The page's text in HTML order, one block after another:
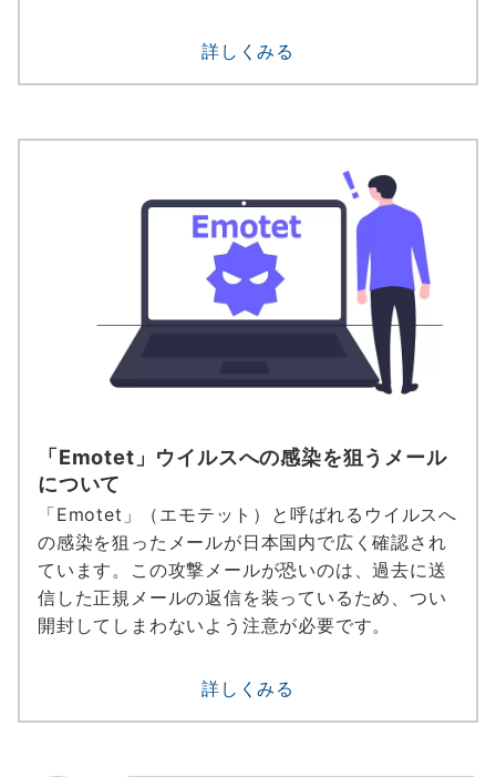
詳しくみる
「Emotet」ウイルスへの感染を狙うメール
について
「Emotet」（エモテット）と呼ばれるウイルスへ
の感染を狙ったメールが日本国内で広く確認され
ています。この攻撃メールが恐いのは、過去に送
信した正規メールの返信を装っているため、つい
開封してしまわないよう注意が必要です。
詳しくみる